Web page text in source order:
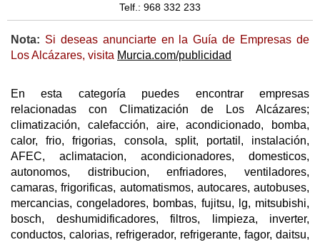
Telf.: 968 332 233
Nota: Si deseas anunciarte en la Guía de Empresas de
Los Alcázares, visita Murcia.com/publicidad
En esta categoría puedes encontrar empresas
relacionadas con Climatización de Los Alcázares;
climatización, calefacción, aire, acondicionado, bomba,
calor, frio, frigorias, consola, split, portatil, instalación,
AFEC, aclimatacion, acondicionadores, domesticos,
autonomos, distribucion, enfriadores, ventiladores,
camaras, frigorificas, automatismos, autocares, autobuses,
mercancias, congeladores, bombas, fujitsu, lg, mitsubishi,
bosch, deshumidificadores, filtros, limpieza, inverter,
conductos, calorias, refrigerador, refrigerante, fagor, daitsu,